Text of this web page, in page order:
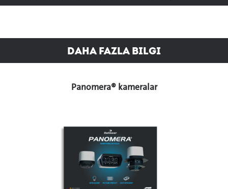
Daha fazla bilgi
Panomera® kameralar